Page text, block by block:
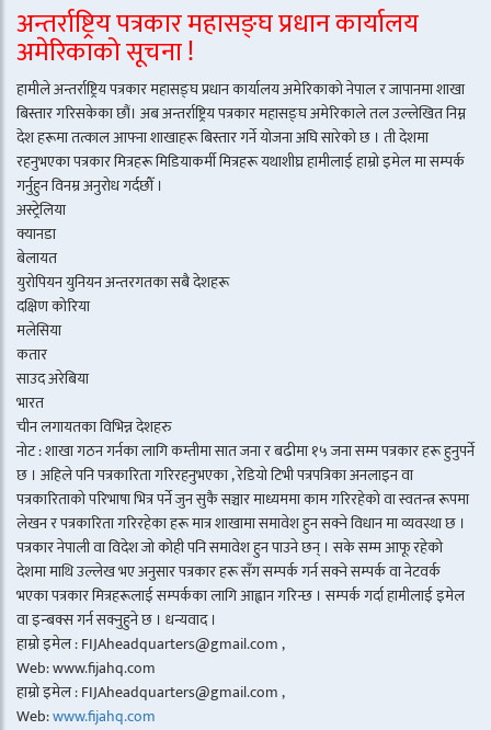
अन्तर्राष्ट्रिय पत्रकार महासङ्घ प्रधान कार्यालय
अमेरिकाको सूचना !
हामीले अन्तर्राष्ट्रिय पत्रकार महासङ्घ प्रधान कार्यालय अमेरिकाको नेपाल र जापानमा शाखा
बिस्तार गरिसकेका छौं। अब अन्तर्राष्ट्रिय पत्रकार महासङ्घ अमेरिकाले तल उल्लेखित निम्न
देश हरूमा तत्काल आफ्ना शाखाहरू बिस्तार गर्ने योजना अघि सारेको छ । ती देशमा
रहनुभएका पत्रकार मित्रहरू मिडियाकर्मी मित्रहरू यथाशीघ्र हामीलाई हाम्रो इमेल मा सम्पर्क
गर्नुहुन विनम्र अनुरोध गर्दछौँ ।
अस्ट्रेलिया
क्यानडा
बेलायत
युरोपियन युनियन अन्तरगतका सबै देशहरू
दक्षिण कोरिया
मलेसिया
कतार
साउद अरेबिया
भारत
चीन लगायतका विभिन्न देशहरु
नोट : शाखा गठन गर्नका लागि कम्तीमा सात जना र बढीमा १५ जना सम्म पत्रकार हरू हुनुपर्ने
छ । अहिले पनि पत्रकारिता गरिरहनुभएका , रेडियो टिभी पत्रपत्रिका अनलाइन वा
पत्रकारिताको परिभाषा भित्र पर्ने जुन सुकै सञ्चार माध्यममा काम गरिरहेको वा स्वतन्त्र रूपमा
लेखन र पत्रकारिता गरिरहेका हरू मात्र शाखामा समावेश हुन सक्ने विधान मा व्यवस्था छ ।
पत्रकार नेपाली वा विदेश जो कोही पनि समावेश हुन पाउने छन् । सके सम्म आफू रहेको
देशमा माथि उल्लेख भए अनुसार पत्रकार हरू सँग सम्पर्क गर्न सक्ने सम्पर्क वा नेटवर्क
भएका पत्रकार मित्रहरूलाई सम्पर्कका लागि आह्वान गरिन्छ । सम्पर्क गर्दा हामीलाई इमेल
वा इन्बक्स गर्न सक्नुहुने छ । धन्यवाद ।
हाम्रो इमेल : FIJAheadquarters@gmail.com ,
Web: www.fijahq.com
हाम्रो इमेल : FIJAheadquarters@gmail.com ,
Web:www.fijahq.com